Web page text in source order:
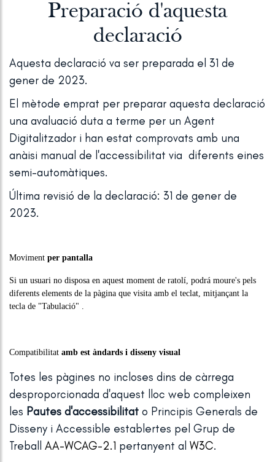
Preparació d'aquesta
declaració
Aquesta declaració va ser preparada el 31 de
gener de 2023.
El mètode emprat per preparar aquesta declaració
una avaluació duta a terme per un Agent
Digitalitzador i han estat comprovats amb una
anàisi manual de l'accessibilitat via diferents eines
semi-automàtiques.
Última revisió de la declaració: 31 de gener de
2023.
Moviment per pantalla
Si un usuari no disposa en aquest moment de ratolí, podrá moure's pels
diferents elements de la pàgina que visita amb el teclat, mitjançant la
tecla de "Tabulació" .
Compatibilitat amb est àndards i disseny visual
Totes les pàgines no incloses dins de càrrega
desproporcionada d'aquest lloc web compleixen
les Pautes d'accessibilitat o Principis Generals de
Disseny i Accessible establertes pel Grup de
Treball AA-WCAG-2.1 pertanyent al W3C.